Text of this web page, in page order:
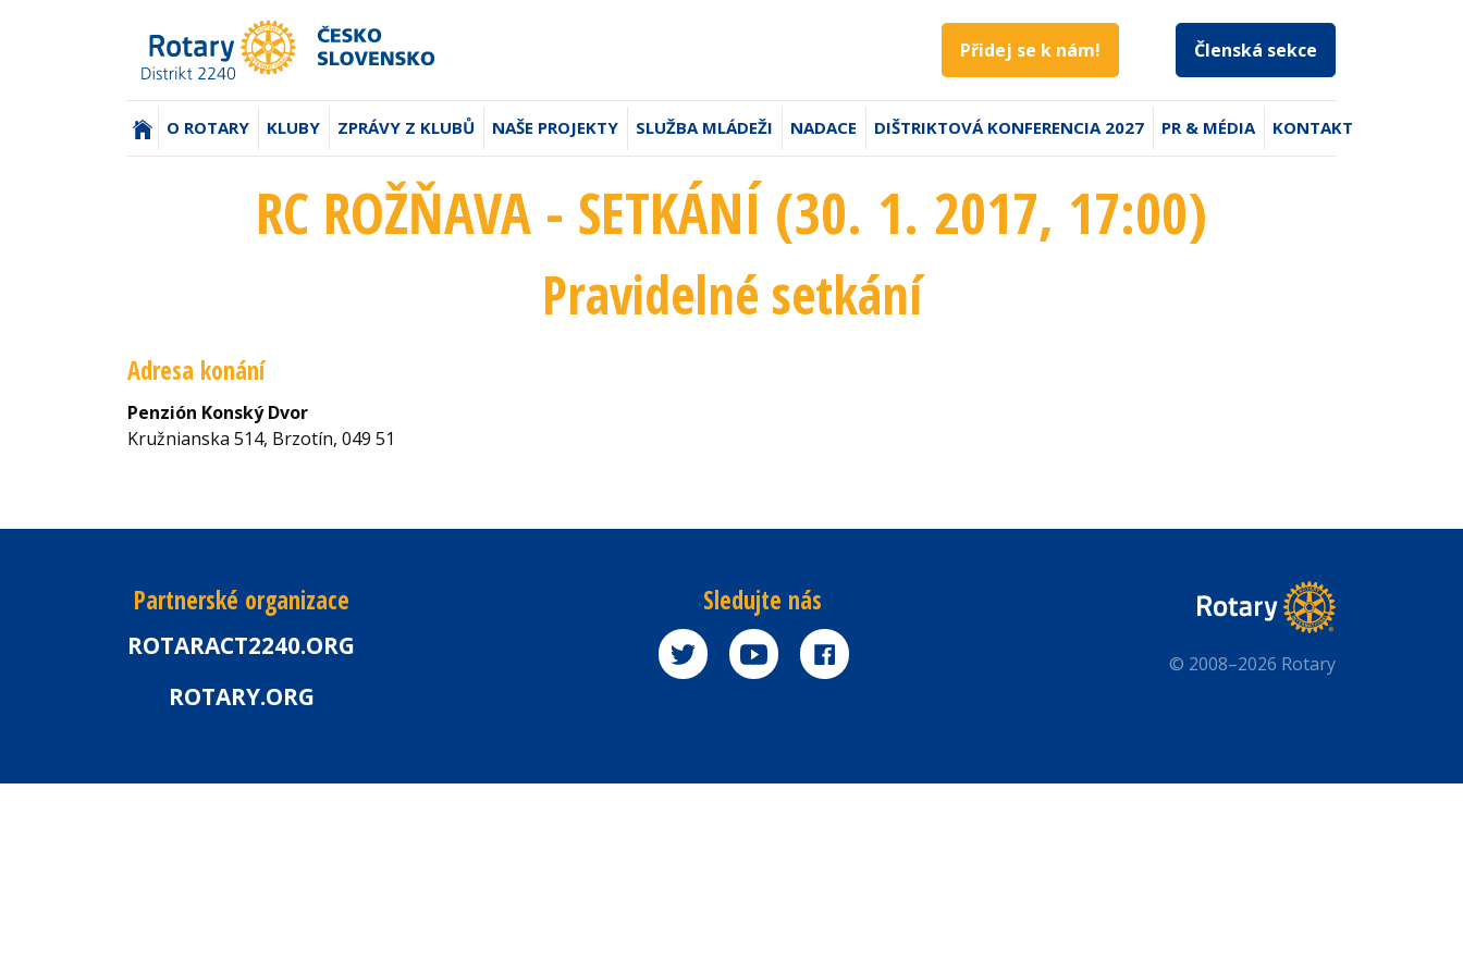
Přidej se k nám! Členská sekce
(AKTUÁLNÍ)
O ROTARY KLUBY ZPRÁVY Z KLUBŮ NAŠE PROJEKTY SLUŽBA MLÁDEŽI NADACE DIŠTRIKTOVÁ KONFERENCIA 2027 PR & MÉDIA KONTAKT
RC ROŽŇAVA - SETKÁNÍ (30. 1. 2017, 17:00)
Pravidelné setkání
Adresa konání
Penzión Konský Dvor
Kružnianska 514, Brzotín, 049 51
Partnerské organizace
ROTARACT2240.ORG
ROTARY.ORG
Sledujte nás
© 2008–2026 Rotary